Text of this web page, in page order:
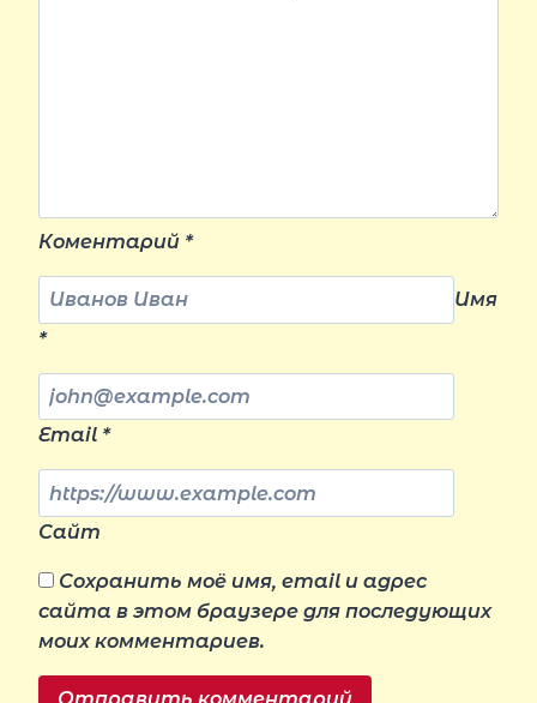
Коментарий *
Имя
*
Email *
Сайт
Сохранить моё имя, email и адрес
сайта в этом браузере для последующих
моих комментариев.